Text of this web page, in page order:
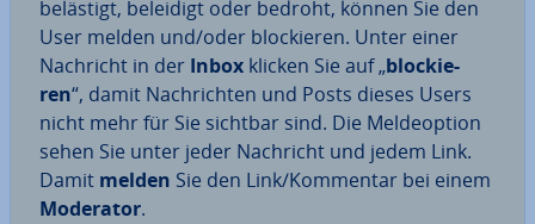
belästigt, beleidigt oder bedroht, können Sie den
User melden und/oder blo­ckie­ren. Unter einer
Nachricht in der Inbox klicken Sie auf „blo­ckie­
ren“, damit Nach­rich­ten und Posts dieses Users
nicht mehr für Sie sichtbar sind. Die Mel­de­op­ti­on
sehen Sie unter jeder Nachricht und jedem Link.
Damit melden Sie den Link/Kommentar bei einem
Moderator.